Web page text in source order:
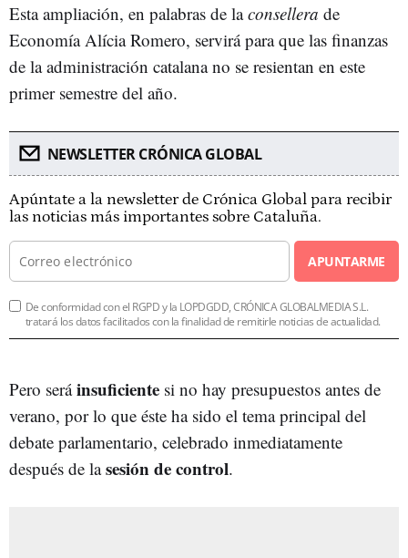
Esta ampliación, en palabras de laconsellera de
Economía Alícia Romero, servirá para que las finanzas
de la administración catalana no se resientan en este
primer semestre del año.
NEWSLETTER CRÓNICA GLOBAL
Apúntate a la newsletter de Crónica Global para recibir
las noticias más importantes sobre Cataluña.
APUNTARME
De conformidad con el RGPD y la LOPDGDD, CRÓNICA GLOBALMEDIA S.L.
tratará los datos facilitados con la finalidad de remitirle noticias de actualidad.
Pero seráinsuficiente si no hay presupuestos antes de
verano, por lo que éste ha sido el tema principal del
debate parlamentario, celebrado inmediatamente
después de lasesión de control.